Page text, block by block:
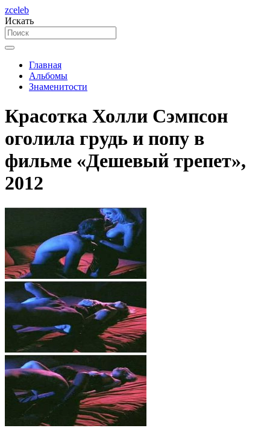
zceleb
Искать
Главная
Альбомы
Знаменитости
Красотка Холли Сэмпсон
оголила грудь и попу в
фильме «Дешевый трепет»,
2012